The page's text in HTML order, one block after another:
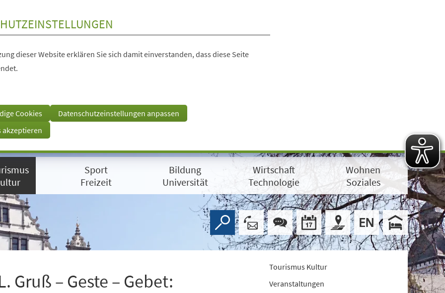
dieser Website erklären Sie sich damit einverstanden, dass diese Seite
Cookies
Datenschutzeinstellungen anpassen
akzeptieren
Sport
Freizeit
Bildung
Universität
Wirtschaft
Technologie
Wohnen
Soziales
Gruß – Geste – Gebet:
Tourismus Kultur
Veranstaltungen